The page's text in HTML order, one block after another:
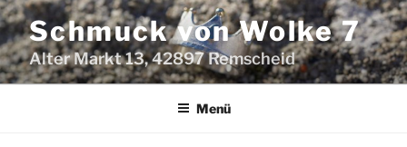
Zum
Inhalt
springen
Schmuck von Wolke 7
Alter Markt 13, 42897 Remscheid
Menü